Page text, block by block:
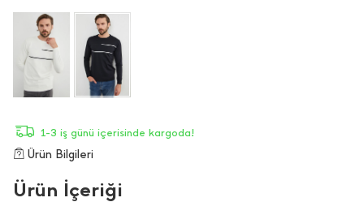
1-3 iş günü içerisinde kargoda!
Ürün Bilgileri
Ürün İçeriği